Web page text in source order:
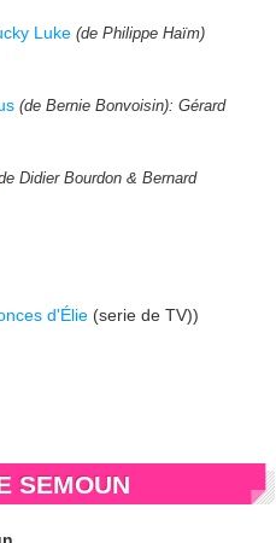
Luke (de Philippe Haïm)
(de Bernie Bonvoisin): Gérard
Didier Bourdon & Bernard
d'Élie (serie de TV))
SEMOUN